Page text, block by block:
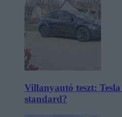
Villanyautó teszt:
standard?